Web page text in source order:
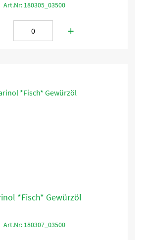
Art.Nr: 180305_03500
+
*Fisch* Gewürzöl
Art.Nr: 180307_03500